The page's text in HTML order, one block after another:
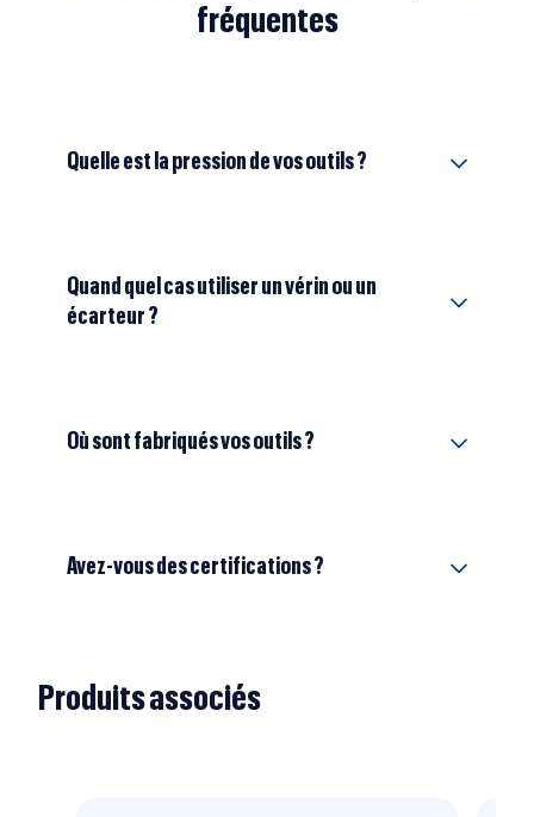
fréquentes
Quelle est la pression de vos outils ?
Quand quel cas utiliser un vérin ou un
écarteur ?
Où sont fabriqués vos outils ?
Avez-vous des certifications ?
Produits associés